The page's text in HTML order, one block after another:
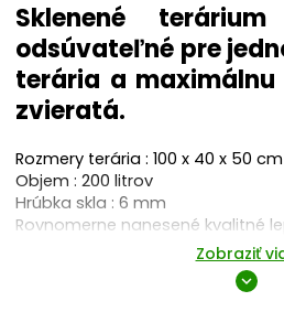
Sklenené
odsúvateľné pre
terária a maximálnu
zvieratá.
Rozmery terária : 100 x 40 x 50 cm
Objem : 200 litrov
Hrúbka skla : 6 mm
Rovnomerne nanesené kvalitné
Vysoká kvalita spracovania,
a pohodlné pripojenie
Odsúvateľné predné sklené
Zobraziť
expand_more